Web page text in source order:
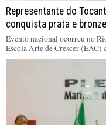
Representante do
conquista prata e
Evento nacional ocorreu no
Escola Arte de Crescer